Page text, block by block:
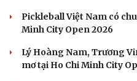
Pickleball Việt Nam có
Minh City Open 2026
Lý Hoàng Nam, Trương
mơ tại Ho Chi Minh City